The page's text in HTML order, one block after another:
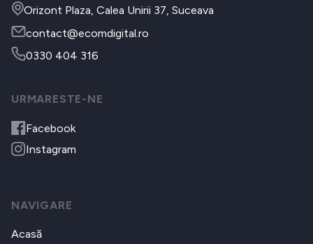
Orizont Plaza, Calea Unirii 37, Suceava
contact@ecomdigital.ro
0330 404 316
URMARESTE-NE
Facebook
Instagram
NAVIGARE
Acasă